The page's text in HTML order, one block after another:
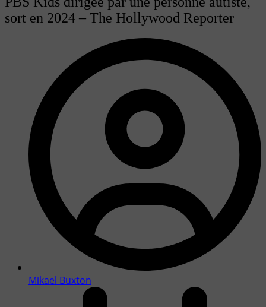
sort en 2024 – The Hollywood Reporter
Mikael Buxton